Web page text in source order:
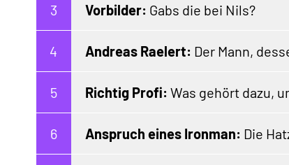
Vorbilder: Gabs die bei Nils?
Andreas Raelert: Der Mann,
Richtig Profi: Was gehört dazu,
Anspruch eines Ironman: Die